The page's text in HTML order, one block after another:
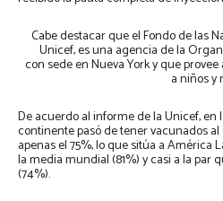
Cabe destacar que el Fondo de las
Unicef, es una agencia de la
con sede en Nueva York y que
a niños y
De acuerdo al informe de la Unicef, en
continente pasó de tener vacunados
apenas el 75%, lo que sitúa a América
la media mundial (81%) y casi a la par
(74%).